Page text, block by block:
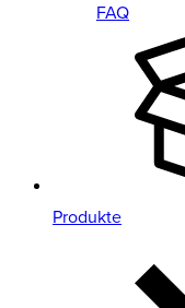
FAQ
Produkte